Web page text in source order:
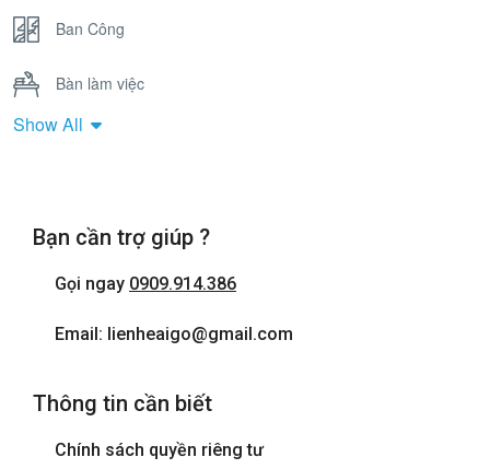
Ban Công
Bàn làm việc
Bồn Tắm Nằm
Điện thoại
Phòng tắm đứng
Show All
Bạn cần trợ giúp ?
Gọi ngay 0909.914.386
Email: lienheaigo@gmail.com
Thông tin cần biết
Chính sách quyền riêng tư